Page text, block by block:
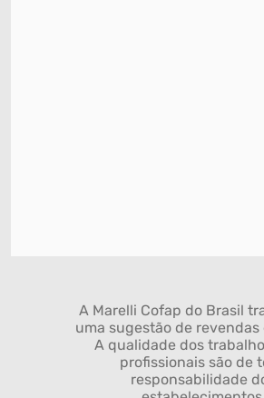
A Marelli Cofap do Brasil
uma sugestão de revendas
A qualidade dos
profissionais são de
responsabilidade